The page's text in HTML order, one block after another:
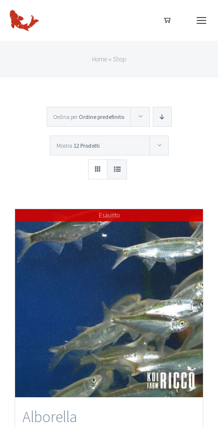
Salta
Home
Acquista ora
Acquisti sicuri
Home » Shop
Ordina per Ordine predefinito
Mostra 12 Prodotti
Esaurito
Alborella